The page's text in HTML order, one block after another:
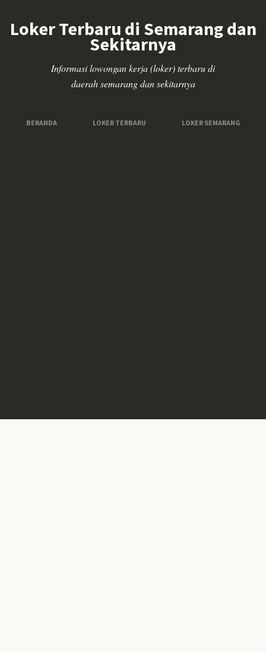
Loker Terbaru di Semarang dan
Sekitarnya
Informasi lowongan kerja (loker) terbaru di
daerah semarang dan sekitarnya
BERANDA LOKER TERBARU LOKER SEMARANG